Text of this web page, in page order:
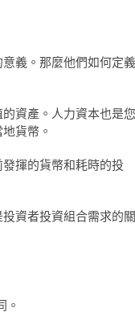
義。那麼他們如何定義
資產。人力資本也是您
貨幣。
揮的貨幣和耗時的投
資者投資組合需求的關
。